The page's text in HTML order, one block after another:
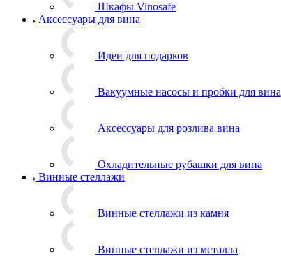
Шкафы Vinosafe
Аксессуары для вина
Идеи для подарков
Вакуумные насосы и пробки для вина
Аксессуары для розлива вина
Охладительные рубашки для вина
Винные стеллажи
Винные стеллажи из камня
Винные стеллажи из металла